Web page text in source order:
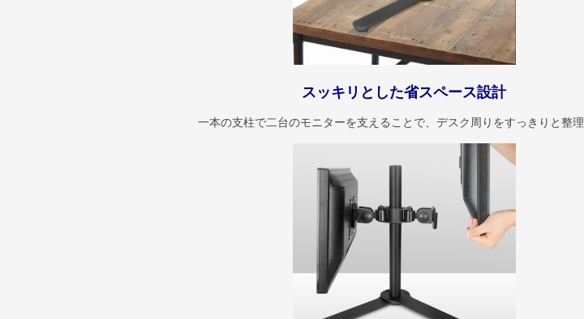
スッキリとした省スペース設計
一本の支柱で二台のモニターを支えることで、デスク周りをすっきりと整理